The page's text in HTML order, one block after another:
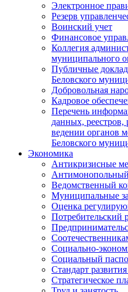
Электронное
Резерв
Воинский учет
Финансовое
Коллегия
муниципального
Публичные
Беловского
Добровольная
Кадровое
Перечень
данных, реестров,
ведении органов
Беловского
Экономика
Антикризисные
Ведомственный
Муниципальные
Оценка
Потребительский
Социально-
Социальный
Стандарт
Стратегическое